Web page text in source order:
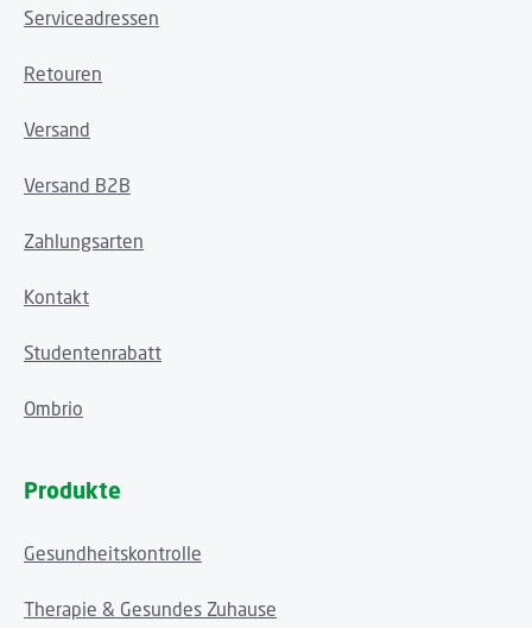
Serviceadressen
Retouren
Versand
Versand B2B
Zahlungsarten
Kontakt
Studentenrabatt
Ombrio
Produkte
Gesundheitskontrolle
Therapie & Gesundes Zuhause